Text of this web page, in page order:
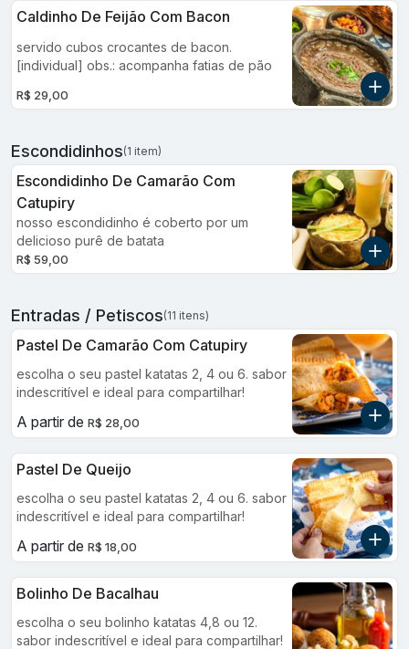
Caldinho De Feijão Com Bacon
servido cubos crocantes de bacon.
[individual] obs.: acompanha fatias de pão
R$ 29,00
Escondidinhos(1 item)
Escondidinho De Camarão Com
Catupiry
nosso escondidinho é coberto por um
delicioso purê de batata
R$ 59,00
Entradas / Petiscos(11 itens)
Pastel De Camarão Com Catupiry
escolha o seu pastel katatas 2, 4 ou 6. sabor
indescritível e ideal para compartilhar!
A partir de R$ 28,00
Pastel De Queijo
escolha o seu pastel katatas 2, 4 ou 6. sabor
indescritível e ideal para compartilhar!
A partir de R$ 18,00
Bolinho De Bacalhau
escolha o seu bolinho katatas 4,8 ou 12.
sabor indescritível e ideal para compartilhar!